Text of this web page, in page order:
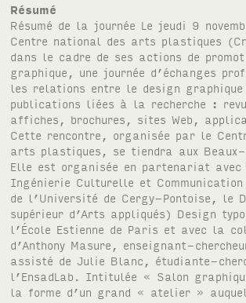
Résumé
Résumé de la journée Le jeudi 9
Centre national des arts plastiques
dans le cadre de ses actions de
graphique, une journée d’échanges
les relations entre le design
publications liées à la recherche :
affiches, brochures, sites Web,
Cette rencontre, organisée par le
arts plastiques, se tiendra aux Beaux-
Elle est organisée en partenariat
Ingénierie Culturelle et
de l’Université de Cergy-Pontoise, le
supérieur d’Arts appliqués) Design
l’École Estienne de Paris et avec la
d’Anthony Masure, enseignant-
assisté de Julie Blanc, étudiante-
l’EnsadLab. Intitulée « Salon
la forme d’un grand « atelier »